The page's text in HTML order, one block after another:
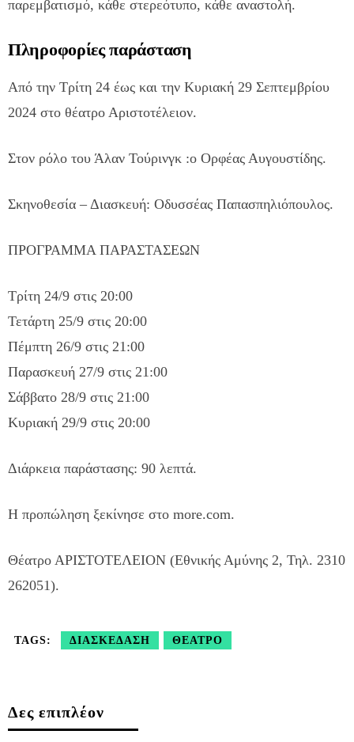
παρεμβατισμό, κάθε στερεότυπο, κάθε αναστολή.
Πληροφορίες παράσταση
Από την Τρίτη 24 έως και την Κυριακή 29 Σεπτεμβρίου
2024 στο θέατρο Αριστοτέλειον.
Στον ρόλο του Άλαν Τούρινγκ :ο Ορφέας Αυγουστίδης.
Σκηνοθεσία – Διασκευή: Οδυσσέας Παπασπηλιόπουλος.
ΠΡΟΓΡΑΜΜΑ ΠΑΡΑΣΤΑΣΕΩΝ
Τρίτη 24/9 στις 20:00
Τετάρτη 25/9 στις 20:00
Πέμπτη 26/9 στις 21:00
Παρασκευή 27/9 στις 21:00
Σάββατο 28/9 στις 21:00
Κυριακή 29/9 στις 20:00
Διάρκεια παράστασης: 90 λεπτά.
Η προπώληση ξεκίνησε στο more.com.
Θέατρο ΑΡΙΣΤΟΤΕΛΕΙΟΝ (Εθνικής Αμύνης 2, Τηλ. 2310
262051).
TAGS: ΔΙΑΣΚΈΔΑΣΗ ΘΈΑΤΡΟ
Δες επιπλέον